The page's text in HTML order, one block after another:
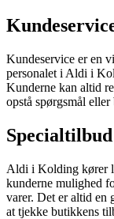
Kundeservice er en
personalet i Aldi i
Kunderne kan altid
opstå spørgsmål
Aldi i Kolding kører
kunderne mulighed
varer. Det er altid en
at tjekke butikkens